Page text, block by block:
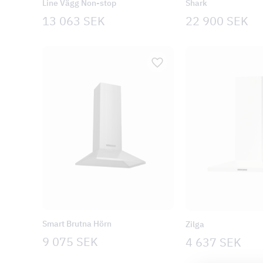
Line Vägg Non-stop
13 063 SEK
Shark
22 900 SEK
Smart Brutna Hörn
9 075 SEK
Zilga
4 637 SEK